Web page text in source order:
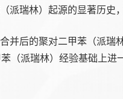
派瑞林）起源的显著历史
并后的聚对二甲苯（派瑞
（派瑞林）经验基础上进